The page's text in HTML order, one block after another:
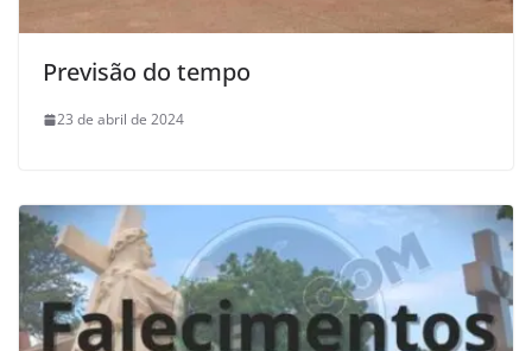
Previsão do tempo
23 de abril de 2024